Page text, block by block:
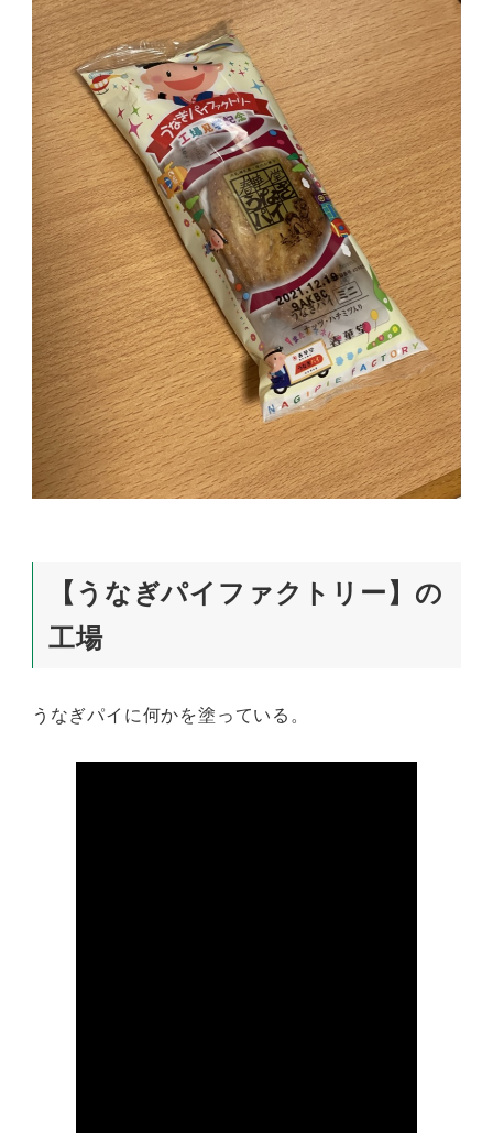
【うなぎパイファクトリー】の
工場
うなぎパイに何かを塗っている。